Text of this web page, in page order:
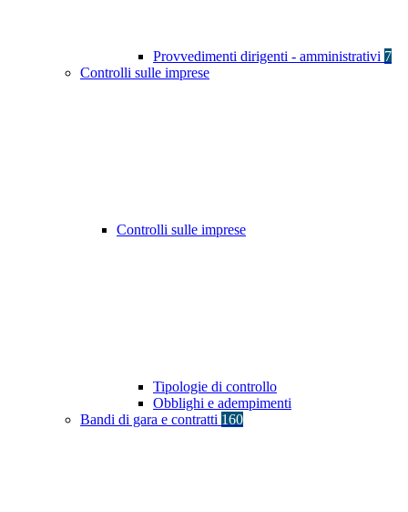
Provvedimenti dirigenti - amministrativi 7
Controlli sulle imprese
Controlli sulle imprese
Tipologie di controllo
Obblighi e adempimenti
Bandi di gara e contratti 160